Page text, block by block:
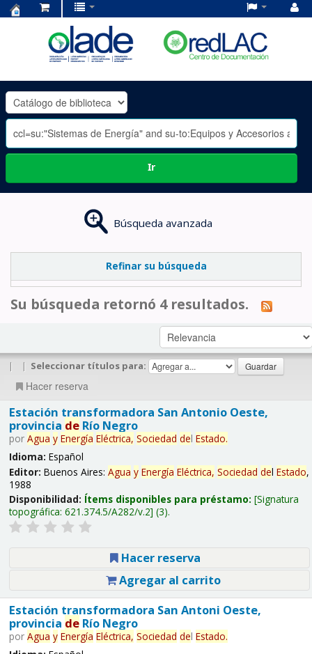
OLADE
-
Ir
Búsqueda avanzada
Refinar su búsqueda
Su búsqueda retornó 4 resultados.
| | Seleccionar títulos para:
Hacer reserva
Estación transformadora San Antonio Oeste,
provincia deRío Negro
por Agua y Energía Eléctrica, Sociedad del Estado.
Idioma: Español
Editor: Buenos Aires: Agua y Energía Eléctrica, Sociedad del Estado,
1988
Disponibilidad: Ítems disponibles para préstamo: Signatura
topográfica: 621.374.5/A282/v.2 (3).
Hacer reserva
Agregar al carrito
Estación transformadora San Antoni Oeste,
provincia deRío Negro
por Agua y Energía Eléctrica, Sociedad del Estado.